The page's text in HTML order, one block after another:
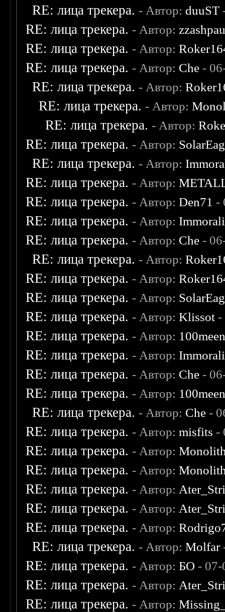
RE: лица трекера. - Автор: duuST
RE: лица трекера. - Автор:
RE: лица трекера. - Автор:
RE: лица трекера. - Автор: Che -
RE: лица трекера. - Автор:
RE: лица трекера. - Автор:
RE: лица трекера. - Автор:
RE: лица трекера. - Автор:
RE: лица трекера. - Автор:
RE: лица трекера. - Автор:
RE: лица трекера. - Автор:Den71 -
RE: лица трекера. - Автор:
RE: лица трекера. - Автор: Che -
RE: лица трекера. - Автор:
RE: лица трекера. - Автор:
RE: лица трекера. - Автор:
RE: лица трекера. - Автор:Klissot -
RE: лица трекера. - Автор:
RE: лица трекера. - Автор:
RE: лица трекера. - Автор: Che -
RE: лица трекера. - Автор:
RE: лица трекера. - Автор: Che -
RE: лица трекера. - Автор:misfits -
RE: лица трекера. - Автор:
RE: лица трекера. - Автор:
RE: лица трекера. - Автор:
RE: лица трекера. - Автор:
RE: лица трекера. - Автор:
RE: лица трекера. - Автор:Molfar
RE: лица трекера. - Автор: БО -
RE: лица трекера. - Автор:
RE: лица трекера. - Автор: